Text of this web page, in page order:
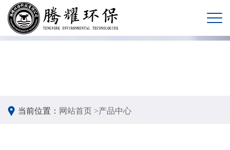
当前位置： 网站首页 >产品中心